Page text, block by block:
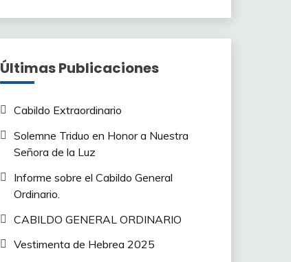
Últimas Publicaciones
Cabildo Extraordinario
Solemne Triduo en Honor a Nuestra
Señora de la Luz
Informe sobre el Cabildo General
Ordinario.
CABILDO GENERAL ORDINARIO
Vestimenta de Hebrea 2025